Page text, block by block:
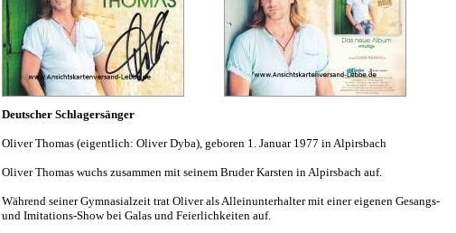
Deutscher Schlagersänger
Oliver Thomas (eigentlich: Oliver Dyba), geboren 1. Januar 1977 in Alpirsbach
Oliver Thomas wuchs zusammen mit seinem Bruder Karsten in Alpirsbach auf.
Während seiner Gymnasialzeit trat Oliver als Alleinunterhalter mit einer eigenen Gesangs-
und Imitations-Show bei Galas und Feierlichkeiten auf.